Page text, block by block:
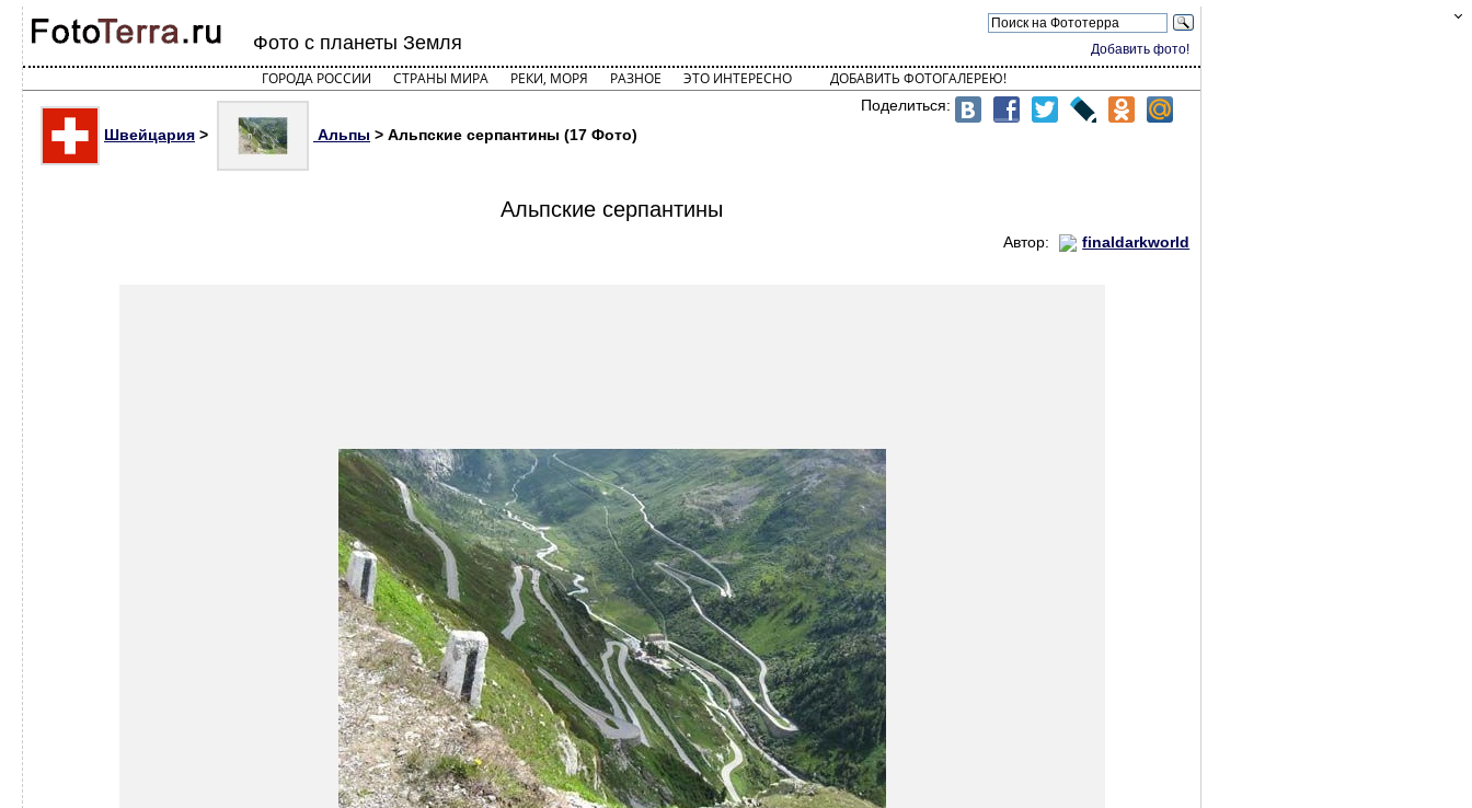
Добавить фото!
Фото с планеты Земля
ГОРОДА РОССИИ СТРАНЫ МИРА РЕКИ, МОРЯ РАЗНОЕ ЭТО ИНТЕРЕСНО ДОБАВИТЬ ФОТОГАЛЕРЕЮ!
Поделиться:
Швейцария > Альпы > Альпские серпантины (17 Фото)
Альпские серпантины
Автор: finaldarkworld